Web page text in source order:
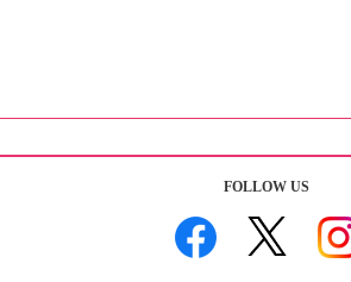
FOLLOW US